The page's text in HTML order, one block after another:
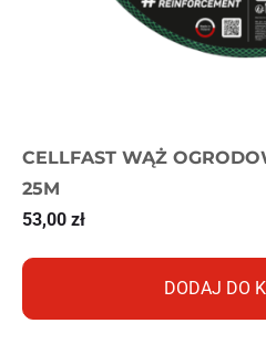
CELLFAST WĄŻ
25M
53,00 zł
DODAJ DO